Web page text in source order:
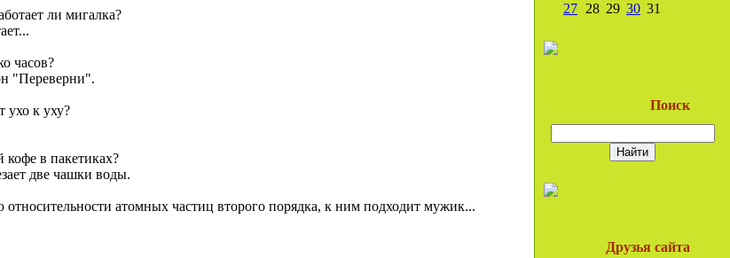
ли мигалка?
часов?
"Пеpевеpни".
ухо к уху?
в пакетиках?
две чашки воды.
атомных частиц второго порядка, к ним подходит мужик...
27 28 29 30 31
Поиск
Друзья сайта